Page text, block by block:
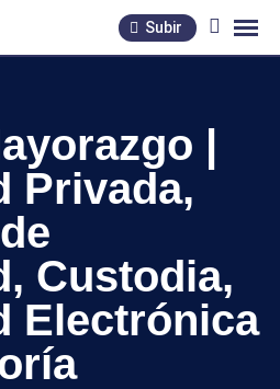
Subir
|
Privada,
Custodia,
Electrónica